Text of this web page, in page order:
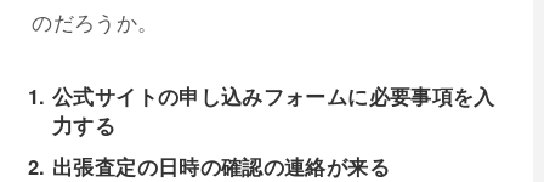
のだろうか。
公式サイトの申し込みフォームに必要事項を入
力する
出張査定の日時の確認の連絡が来る